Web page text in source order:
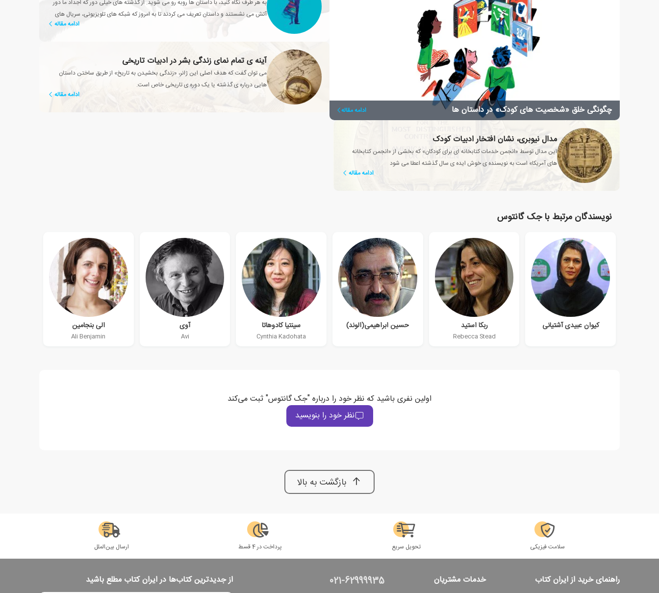
چگونگی خلق «شخصیت های کودک» در داستان ها ادامه مقاله
به هر طرف نگاه کنید، با داستان ها روبه رو می شوید. از گذشته های خیلی دور که اجداد ما دور
آتش می نشستند و داستان تعریف می کردند تا به امروز که شبکه های تلویزیونی، سریال های
ادامه مقاله
آینه ی تمام نمای زندگی بشر در ادبیات تاریخی
می توان گفت که هدف اصلی این ژانر، «زندگی بخشیدن به تاریخ» از طریق ساختن داستان
هایی درباره ی گذشته یا یک دوره ی تاریخی خاص است.
ادامه مقاله
مدال نیوبری، نشان افتخار ادبیات کودک
این مدال توسط «انجمن خدمات کتابخانه ای برای کودکان» که بخشی از «انجمن کتابخانه
های آمریکا» است به نویسنده ی خوش ایده ی سال گذشته اعطا می شود
ادامه مقاله
نویسندگان مرتبط با جک گانتوس
کیوان عبیدی آشتیانی ربکا استید
Rebecca Stead
حسین ابراهیمی(الوند) سینتیا کادوهاتا
Cynthia Kadohata
آوی
Avi
الی بنجامین
Ali Benjamin
اولین نفری باشید که نظر خود را درباره "جک گانتوس" ثبت می‌کند
نظر خود را بنویسید
بازگشت به بالا
سلامت فیزیکی تحویل سریع پرداخت در 4 قسط ارسال بین‌الملل
راهنمای خرید از ایران کتاب خدمات مشتریان 021-62999935 از جدیدترین کتاب‌ها در ایران کتاب مطلع باشید